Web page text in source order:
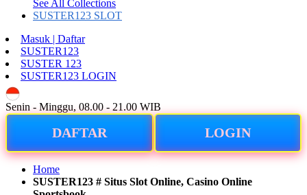
See All Collections
SUSTER123 SLOT
Masuk | Daftar
SUSTER123
SUSTER 123
SUSTER123 LOGIN
Senin - Minggu, 08.00 - 21.00 WIB
DAFTAR LOGIN
Home
SUSTER123 # Situs Slot Online, Casino Online